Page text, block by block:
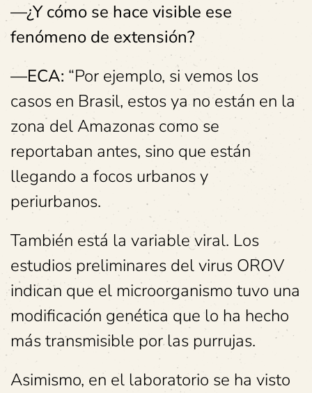
—¿Y cómo se hace visible ese
fenómeno de extensión?
—ECA: “Por ejemplo, si vemos los
casos en Brasil, estos ya no están en la
zona del Amazonas como se
reportaban antes, sino que están
llegando a focos urbanos y
periurbanos.
También está la variable viral. Los
estudios preliminares del virus OROV
indican que el microorganismo tuvo una
modificación genética que lo ha hecho
más transmisible por las purrujas.
Asimismo, en el laboratorio se ha visto